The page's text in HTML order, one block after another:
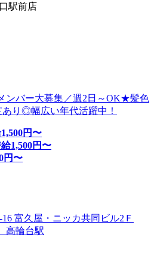
駅前店
ンバー大募集／週2日～OK★髪色
り◎幅広い年代活躍中！
1,500円〜
給1,500円〜
円〜
富久屋・ニッカ共同ビル2Ｆ
高輪台駅